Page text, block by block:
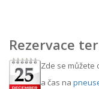
Rezervace
Zde se můžete
a čas na